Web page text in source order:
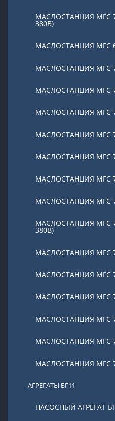
МАСЛОСТАНЦИЯ МГС
380В)
МАСЛОСТАНЦИЯ МГС
МАСЛОСТАНЦИЯ МГС
МАСЛОСТАНЦИЯ МГС
МАСЛОСТАНЦИЯ МГС
МАСЛОСТАНЦИЯ МГС
МАСЛОСТАНЦИЯ МГС
МАСЛОСТАНЦИЯ МГС
МАСЛОСТАНЦИЯ МГС
МАСЛОСТАНЦИЯ МГС
380В)
МАСЛОСТАНЦИЯ МГС
МАСЛОСТАНЦИЯ МГС
МАСЛОСТАНЦИЯ МГС
МАСЛОСТАНЦИЯ МГС
МАСЛОСТАНЦИЯ МГС
МАСЛОСТАНЦИЯ МГС
АГРЕГАТЫ БГ11
НАСОСНЫЙ АГРЕГАТ